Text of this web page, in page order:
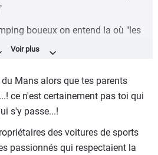
boueux on entend la où "les
vont. A savoir les camping
Destin, les proprio de Ferrari,
s'entasse dans un terrain,
plutôt fréquente, au milieu de
n'ont pas forcément les mêmes
la même passion !
Mans alors que tes parents
ce n'est certainement pas toi qui
s'y passe...!
des voitures de sports
passionnés qui respectaient la